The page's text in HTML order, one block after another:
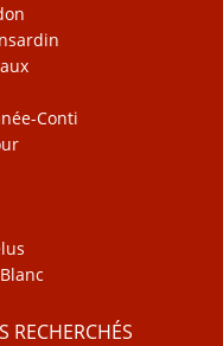
Conti
RECHERCHÉS